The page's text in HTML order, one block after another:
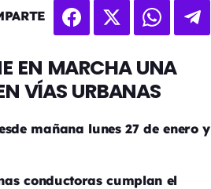
EN MARCHA UNA
VÍAS URBANAS
mañana lunes 27 de enero y
conductoras cumplan el